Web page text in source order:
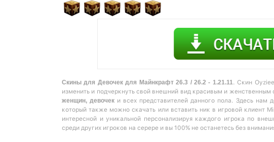
Скины для Девочек для Майнкрафт 26.3 / 26.2 - 1.21.11 . Скин
изменить и подчеркнуть свой внешний вид красивым и
женщин, девочек и всех представителей данного пола. Здесь нам
который также можно скачать или вставить ник в игровой клиент
интересной и уникальной персонализируя каждого игрока по
среди других игроков на серере и вы 100% не останетесь без